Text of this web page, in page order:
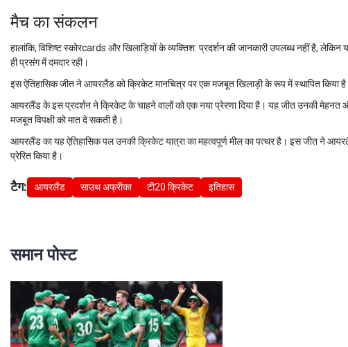
मैच का संकलन
हालांकि, विशिष्ट स्कोरcards और खिलाड़ियों के व्यक्तिश: प्रदर्शन की जानकारी उपलब्ध नहीं है,
ही प्रसंग में दमदार रही।
इस ऐतिहासिक जीत ने आयरलैंड को क्रिकेट मानचित्र पर एक मजबूत खिलाड़ी के रूप में स्थापित किया
आयरलैंड के इस प्रदर्शन ने क्रिकेट के चाहने वालों को एक नया प्रेरणा दिया है। यह जीत उनकी मेहनत
मजबूत विपक्षी को मात दे सकती है।
आयरलैंड का यह ऐतिहासिक पल उनकी क्रिकेट यात्रा का महत्वपूर्ण मील का पत्थर है। इस जीत ने
प्रेरित किया है।
टैग: आयरलैंड साउथ अफ्रीका टी20 क्रिकेट इतिहास
समान पोस्ट